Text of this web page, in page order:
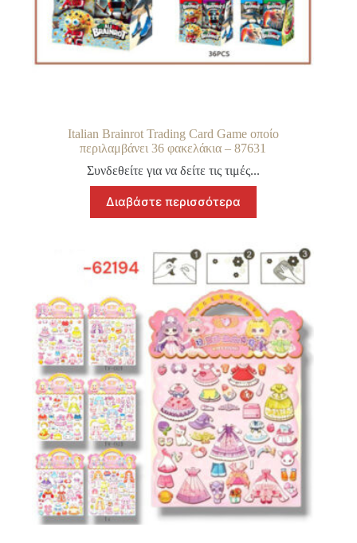
Italian Brainrot Trading Card Game οποίο
περιλαμβάνει 36 φακελάκια – 87631
Συνδεθείτε για να δείτε τις τιμές...
Διαβάστε περισσότερα